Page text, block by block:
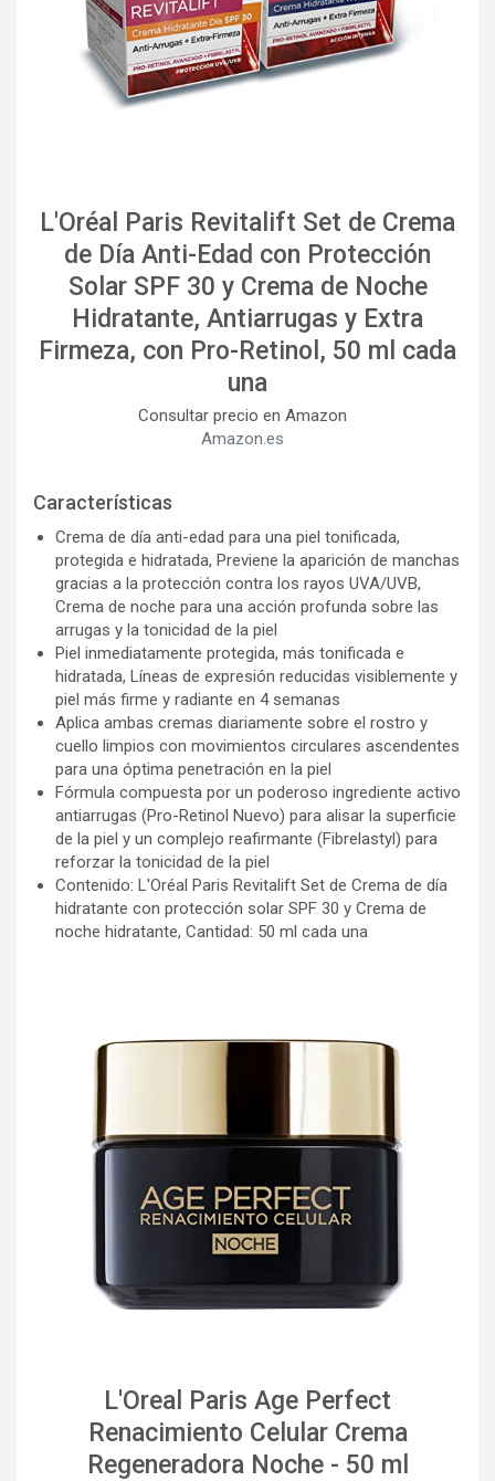
L'Oréal Paris Revitalift Set de Crema
de Día Anti-Edad con Protección
Solar SPF 30 y Crema de Noche
Hidratante, Antiarrugas y Extra
Firmeza, con Pro-Retinol, 50 ml cada
una
Consultar precio en Amazon
Amazon.es
Características
Crema de día anti-edad para una piel tonificada,
protegida e hidratada, Previene la aparición de manchas
gracias a la protección contra los rayos UVA/UVB,
Crema de noche para una acción profunda sobre las
arrugas y la tonicidad de la piel
Piel inmediatamente protegida, más tonificada e
hidratada, Líneas de expresión reducidas visiblemente y
piel más firme y radiante en 4 semanas
Aplica ambas cremas diariamente sobre el rostro y
cuello limpios con movimientos circulares ascendentes
para una óptima penetración en la piel
Fórmula compuesta por un poderoso ingrediente activo
antiarrugas (Pro-Retinol Nuevo) para alisar la superficie
de la piel y un complejo reafirmante (Fibrelastyl) para
reforzar la tonicidad de la piel
Contenido: L'Oréal Paris Revitalift Set de Crema de día
hidratante con protección solar SPF 30 y Crema de
noche hidratante, Cantidad: 50 ml cada una
L'Oreal Paris Age Perfect
Renacimiento Celular Crema
Regeneradora Noche - 50 ml